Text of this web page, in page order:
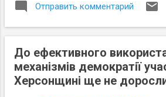
р. та впровадження програмно-
в Херсоні, Каховці та двох ОТГ
Отправить комментарий
До ефективного
механізмів демократії
Херсонщині ще не